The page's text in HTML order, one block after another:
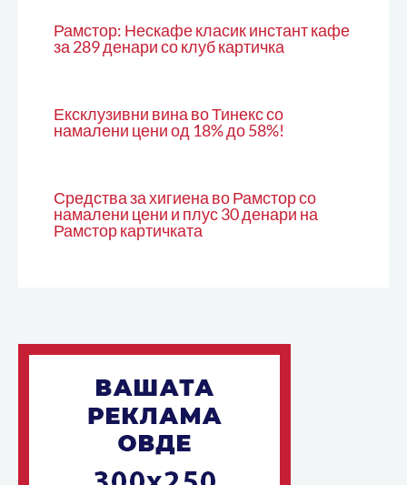
Рамстор: Нескафе класик инстант кафе
за 289 денари со клуб картичка
Ексклузивни вина во Тинекс со
намалени цени од 18% до 58%!
Средства за хигиена во Рамстор со
намалени цени и плус 30 денари на
Рамстор картичката